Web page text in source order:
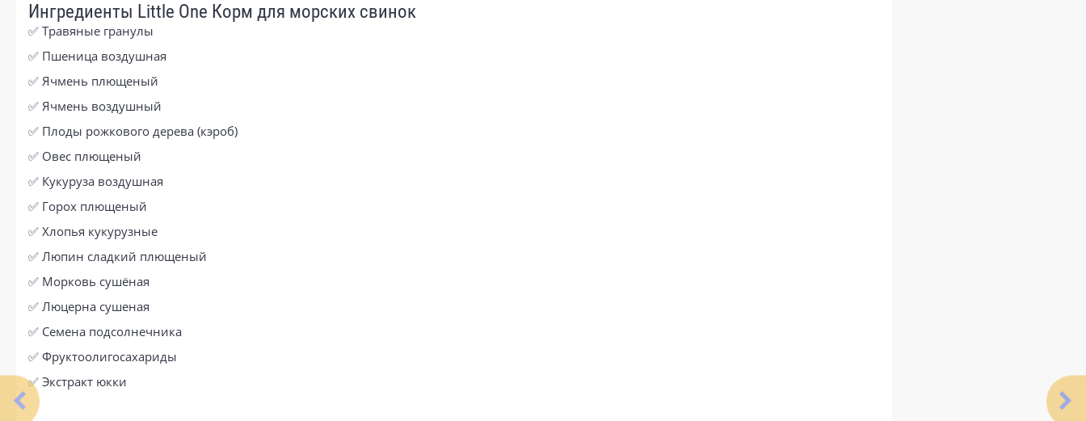
Ингредиенты Little One Корм для морских свинок
✅ Травяные гранулы
✅ Пшеница воздушная
✅ Ячмень плющеный
✅ Ячмень воздушный
✅ Плоды рожкового дерева (кэроб)
✅ Овес плющеный
✅ Кукуруза воздушная
✅ Горох плющеный
✅ Хлопья кукурузные
✅ Люпин сладкий плющеный
✅ Морковь сушёная
✅ Люцерна сушеная
✅ Семена подсолнечника
✅ Фруктоолигосахариды
✅ Экстракт юкки